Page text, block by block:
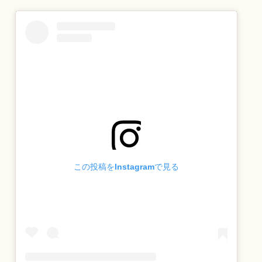
この投稿をInstagramで見る